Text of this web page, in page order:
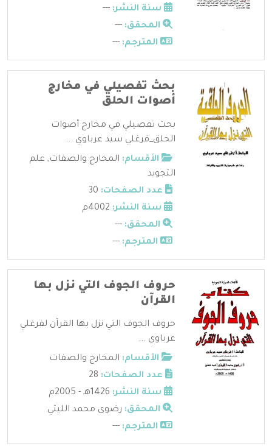
سنة النشر: ---
المحقق: ---
المترجم: ---
بحث تفصيلي في مخارج
أصوات الحلق
بحث تفصيلي في مخارج أصوات
الحلق_فرغلي سيد عرباوي ...
الأقسام: المخارج والصفات, علم
التجويد
عدد الصفحات:
سنة النشر:
المحقق: ---
المترجم: ---
حروف الجوف التي نزل بها
القرآن
حروف الجوف التي نزل بها القرآن لفرغلي
عرباوي ...
الأقسام: المخارج والصفات
عدد الصفحات:
سنة النشر:
المحقق: رضوى محمد الليثي
المترجم: ---